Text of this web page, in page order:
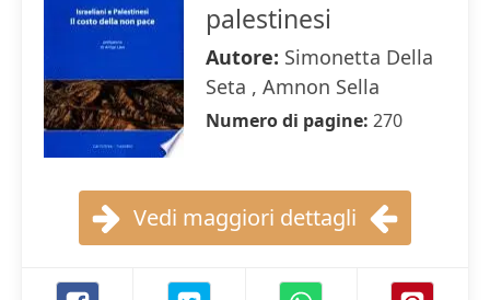
palestinesi
Autore: Simonetta Della
Seta , Amnon Sella
Numero di pagine: 270
Vedi maggiori dettagli